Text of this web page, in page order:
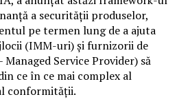
a securității produselor,
pe termen lung de a ajuta
(IMM-uri) și furnizorii de
Service Provider) să
ce în ce mai complex al
conformității.